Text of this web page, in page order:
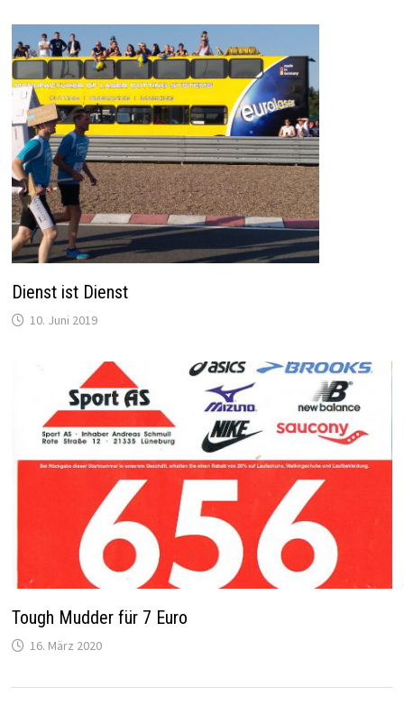
Dienst ist Dienst
10. Juni 2019
Tough Mudder für 7 Euro
16. März 2020